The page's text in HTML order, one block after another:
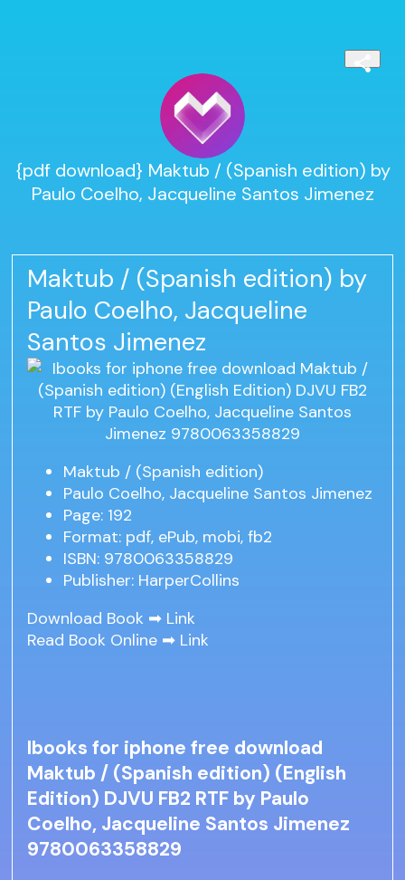
{pdf download} Maktub / (Spanish edition) by
Paulo Coelho, Jacqueline Santos Jimenez
Maktub / (Spanish edition) by
Paulo Coelho, Jacqueline
Santos Jimenez
Maktub / (Spanish edition)
Paulo Coelho, Jacqueline Santos Jimenez
Page: 192
Format: pdf, ePub, mobi, fb2
ISBN: 9780063358829
Publisher: HarperCollins
Download Book ➡ Link
Read Book Online ➡ Link
Ibooks for iphone free download
Maktub / (Spanish edition) (English
Edition) DJVU FB2 RTF by Paulo
Coelho, Jacqueline Santos Jimenez
9780063358829